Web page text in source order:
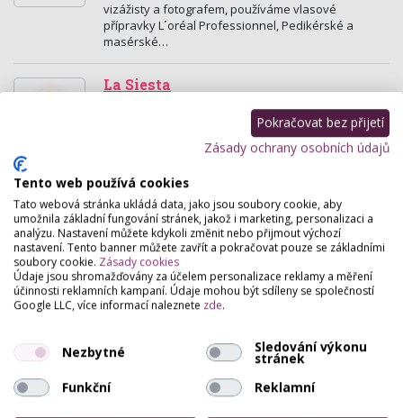
vizážisty a fotografem, používáme vlasové
přípravky L´oréal Professionnel, Pedikérské a
masérské…
La Siesta
Lidická 125/10 , Mariánské Lázně
Malý, příjemný salon s kvalitními službami a vždy
dobře naladěným personálem.
Hair design jana müllerová
Ruská 608, Mariánské Lázně
Kadeřnický salon poskytující komplektní kadeřnické
služby včetně poradenství. Pracujeme a prodáváme
profesionální vlasovou kosmetiku Paul Mitchell.
Západní 13, Karlovy Vary
vlasů a veškeré kadeřnické práce.
Pokračovat bez přijetí
Zásady ochrany osobních údajů
Tento web používá cookies
Tato webová stránka ukládá data, jako jsou soubory cookie, aby
umožnila základní fungování stránek, jakož i marketing, personalizaci a
analýzu. Nastavení můžete kdykoli změnit nebo přijmout výchozí
nastavení. Tento banner můžete zavřít a pokračovat pouze se základními
soubory cookie. Zásady cookies
Údaje jsou shromažďovány za účelem personalizace reklamy a měření
účinnosti reklamních kampaní. Údaje mohou být sdíleny se společností
Google LLC, více informací naleznete zde.
Nezbytné Sledování výkonu
stránek
Funkční
Reklamní